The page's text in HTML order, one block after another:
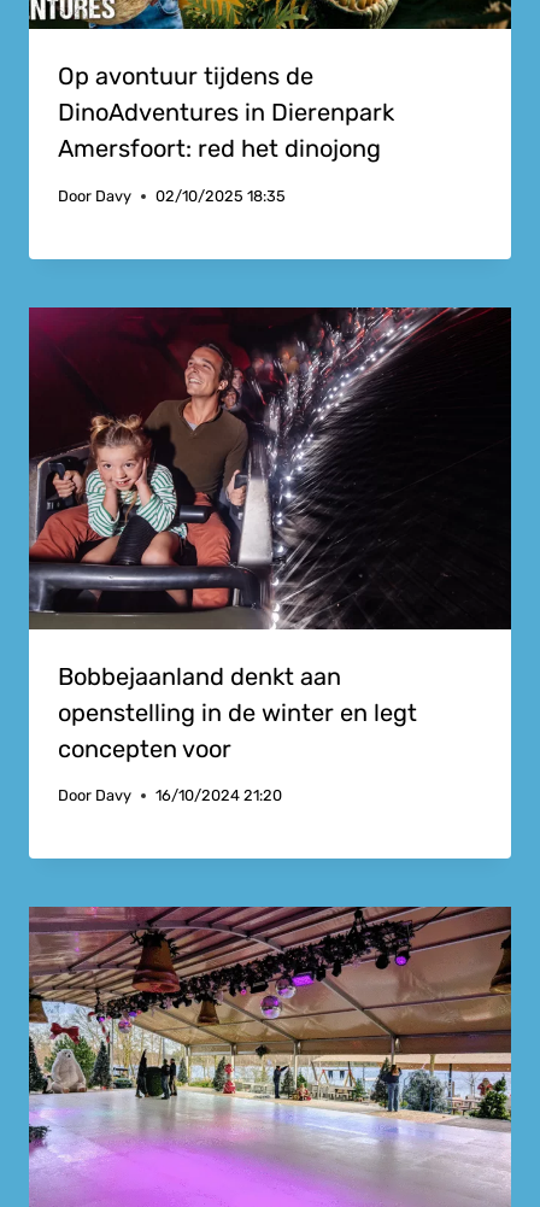
Op avontuur tijdens de
DinoAdventures in Dierenpark
Amersfoort: red het dinojong
Door Davy 02/10/2025 18:35
Bobbejaanland denkt aan
openstelling in de winter en legt
concepten voor
Door Davy 16/10/2024 21:20